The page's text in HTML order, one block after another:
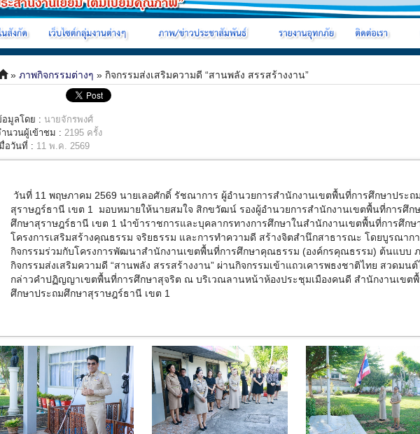
» ภาพกิจกรรมต่างๆ » กิจกรรมส่งเสริมความดี “สานพลัง สรรสร้างงาน”
มูลโดย : นายจักรพงศ์
นวนผู้เข้าชม : 2195 ครั้ง
อวันที่ : 11 พ.ค. 2569
วันที่ 11 พฤษภาคม 2569 นายเลอศักดิ์ รัชณาการ ผู้อำนวยการสำนักงานเขตพื้นที่การศึกษาประถ
สุราษฎร์ธานี เขต 1
มอบหมายให้นายสมใจ สิกขวัฒน์ รองผู้อำนวยการสำนักงานเขตพื้นที่การศึก
ศึกษาสุราษฎร์ธานี เขต 1 นำข้าราชการและบุคลากรทางการศึกษาในสำนักงานเขตพื้นที่การศึกษ
โครงการเสริมสร้างคุณธรรม จริยธรรม และการทำความดี สร้างจิตสำนึกสาธารณะ โดยบูรณาก
กิจกรรมร่วมกับโครงการพัฒนาสำนักงานเขตพื้นที่การศึกษาคุณธรรม (องค์กรคุณธรรม) ต้นแบบ
กิจกรรมส่งเสริมความดี “สานพลัง สรรสร้างงาน” ผ่านกิจกรรมเข้าแถวเคารพธงชาติไทย สวดมนต์
กล่าวคำปฏิญญาเขตพื้นที่การศึกษาสุจริต ณ บริเวณลานหน้าห้องประชุมเมืองคนดี สำนักงานเขต
ศึกษาประถมศึกษาสุราษฎร์ธานี เขต 1